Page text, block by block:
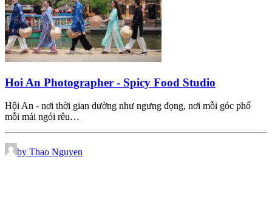
Hoi An Photographer - Spicy Food Studio
Hội An - nơi thời gian dường như ngưng đọng, nơi mỗi góc phố
mỗi mái ngói rêu…
by Thao Nguyen